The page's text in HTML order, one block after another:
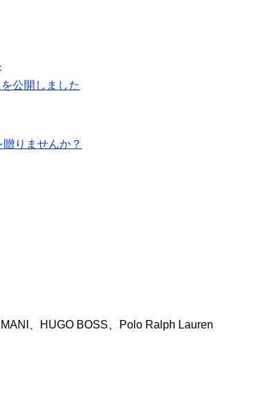
公開しました
りませんか？
、HUGO BOSS、Polo Ralph Lauren